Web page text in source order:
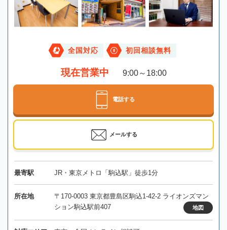
全国対応 初回相談無料
現在営業中 9:00～18:00
電話する
メールする
最寄駅 JR・東京メトロ「駒込駅」徒歩1分
所在地
〒170-0003 東京都豊島区駒込1-42-2 ライオンズマン
ション駒込駅前407
地図